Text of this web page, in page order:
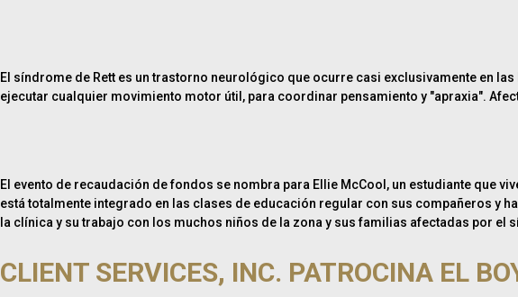
El síndrome de Rett es un trastorno neurológico que ocurre casi exclusivamente en
ejecutar cualquier movimiento motor útil, para coordinar pensamiento y "apraxia".
El evento de recaudación de fondos se nombra para Ellie McCool, un estudiante que
está totalmente integrado en las clases de educación regular con sus compañeros y
la clínica y su trabajo con los muchos niños de la zona y sus familias afectadas por el
CLIENT SERVICES, INC. PATROCINA EL